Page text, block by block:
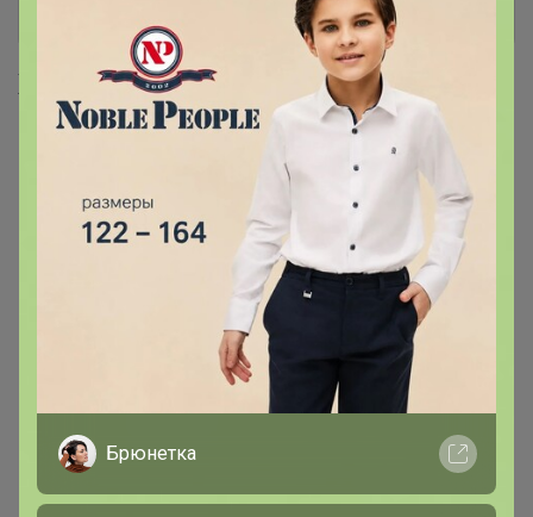
+ Ещё 64 каталога
Хиты продаж
-7%
223,27р
Клеевой пистолет ТУНДРА,
20 Вт, 220 В, шнур 1.2 м,
выключатель, индикатор,
антикапля, 7 мм
Брюнетка